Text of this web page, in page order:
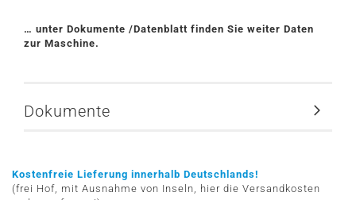
… unter Dokumente /Datenblatt finden Sie weiter Daten
zur Maschine.
Dokumente
Kostenfreie Lieferung innerhalb Deutschlands!
(frei Hof, mit Ausnahme von Inseln, hier die Versandkosten